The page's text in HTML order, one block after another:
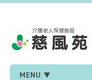
MENU ▼